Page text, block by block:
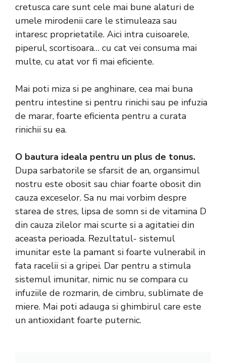
cretusca care sunt cele mai bune alaturi de
umele mirodenii care le stimuleaza sau
intaresc proprietatile. Aici intra cuisoarele,
piperul, scortisoara… cu cat vei consuma mai
multe, cu atat vor fi mai eficiente.
Mai poti miza si pe anghinare, cea mai buna
pentru intestine si pentru rinichi sau pe infuzia
de marar, foarte eficienta pentru a curata
rinichii su ea.
O bautura ideala pentru un plus de tonus.
Dupa sarbatorile se sfarsit de an, organsimul
nostru este obosit sau chiar foarte obosit din
cauza exceselor. Sa nu mai vorbim despre
starea de stres, lipsa de somn si de vitamina D
din cauza zilelor mai scurte si a agitatiei din
aceasta perioada. Rezultatul- sistemul
imunitar este la pamant si foarte vulnerabil in
fata racelii si a gripei. Dar pentru a stimula
sistemul imunitar, nimic nu se compara cu
infuziile de rozmarin, de cimbru, sublimate de
miere. Mai poti adauga si ghimbirul care este
un antioxidant foarte puternic.